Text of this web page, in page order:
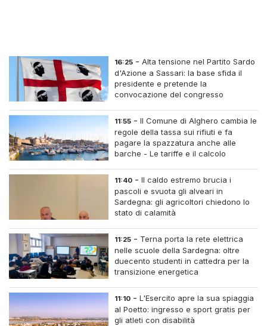
16:25 -Alta tensione nel Partito Sardo
d'Azione a Sassari: la base sfida il
presidente e pretende la
convocazione del congresso
11:55 -Il Comune di Alghero cambia le
regole della tassa sui rifiuti e fa
pagare la spazzatura anche alle
barche - Le tariffe e il calcolo
11:40 -Il caldo estremo brucia i
pascoli e svuota gli alveari in
Sardegna: gli agricoltori chiedono lo
stato di calamità
11:25 - Terna porta la rete elettrica
nelle scuole della Sardegna: oltre
duecento studenti in cattedra per la
transizione energetica
11:10 -L'Esercito apre la sua spiaggia
al Poetto: ingresso e sport gratis per
gli atleti con disabilità